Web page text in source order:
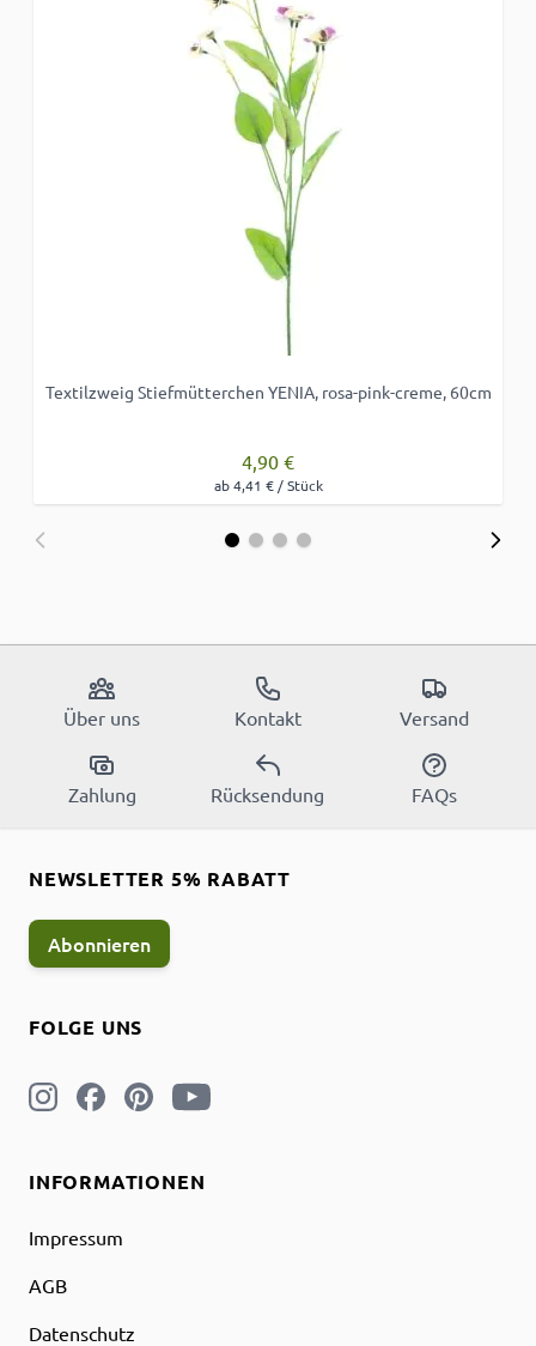
Textilzweig Stiefmütterchen YENIA, rosa-pink-creme, 60cm
4,90 €
ab 4,41 € / Stück
Über uns Kontakt Versand
Zahlung Rücksendung FAQs
INFORMATIONEN
Impressum
AGB
Datenschutz
FOLGE UNS
NEWSLETTER 5% RABATT
Abonnieren